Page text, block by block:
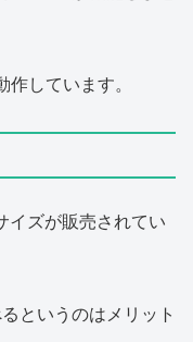
しています。
イズが販売されてい
というのはメリット